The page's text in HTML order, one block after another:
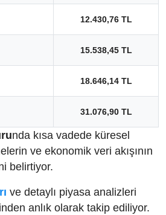
12.430,76 TL
15.538,45 TL
18.646,14 TL
31.076,90 TL
nda kısa vadede küresel
ve ekonomik veri akışının
belirtiyor.
ve detaylı piyasa analizleri
anlık olarak takip ediliyor.